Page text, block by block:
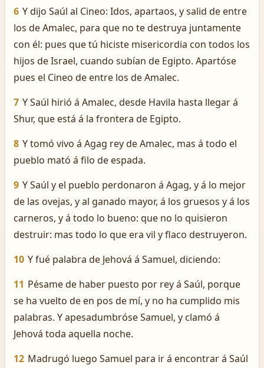
6 Y dijo Saúl al Cineo: Idos, apartaos, y salid de entre
los de Amalec, para que no te destruya juntamente
con él: pues que tú hiciste misericordia con todos los
hijos de Israel, cuando subían de Egipto. Apartóse
pues el Cineo de entre los de Amalec.
7 Y Saúl hirió á Amalec, desde Havila hasta llegar á
Shur, que está á la frontera de Egipto.
8 Y tomó vivo á Agag rey de Amalec, mas á todo el
pueblo mató á filo de espada.
9 Y Saúl y el pueblo perdonaron á Agag, y á lo mejor
de las ovejas, y al ganado mayor, á los gruesos y á los
carneros, y á todo lo bueno: que no lo quisieron
destruir: mas todo lo que era vil y flaco destruyeron.
10 Y fué palabra de Jehová á Samuel, diciendo:
11 Pésame de haber puesto por rey á Saúl, porque
se ha vuelto de en pos de mí, y no ha cumplido mis
palabras. Y apesadumbróse Samuel, y clamó á
Jehová toda aquella noche.
12 Madrugó luego Samuel para ir á encontrar á Saúl